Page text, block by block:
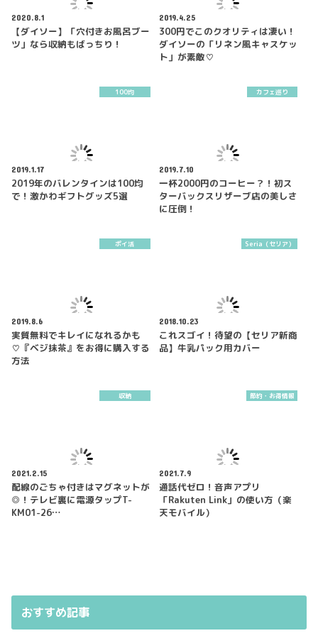
2020.8.1
【ダイソー】「穴付きお風呂ブー
ツ」なら収納もばっちり！
2019.4.25
300円でこのクオリティは凄い！
ダイソーの「リネン風キャスケッ
ト」が素敵♡
100均
2019.1.17
2019年のバレンタインは100均
で！激かわギフトグッズ5選
カフェ巡り
2019.7.10
一杯2000円のコーヒー？！初ス
ターバックスリザーブ店の美しさ
に圧倒！
ポイ活
2019.8.6
実質無料でキレイになれるかも
♡『ベジ抹茶』をお得に購入する
方法
Seria（セリア）
2018.10.23
これスゴイ！待望の【セリア新商
品】牛乳パック用カバー
収納
2021.2.15
配線のごちゃ付きはマグネットが
◎！テレビ裏に電源タップT-
KM01-26…
節約・お得情報
2021.7.9
通話代ゼロ！音声アプリ
「Rakuten Link」の使い方（楽
天モバイル）
おすすめ記事